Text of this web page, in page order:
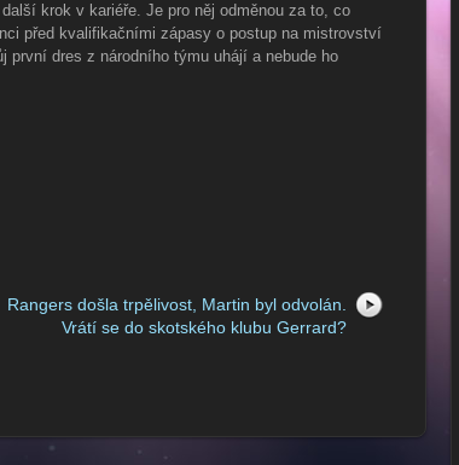
krok v kariéře. Je pro něj odměnou za to, co
před kvalifikačními zápasy o postup na mistrovství
dres z národního týmu uhájí a nebude ho
Rangers došla trpělivost, Martin byl odvolán.
Vrátí se do skotského klubu Gerrard?